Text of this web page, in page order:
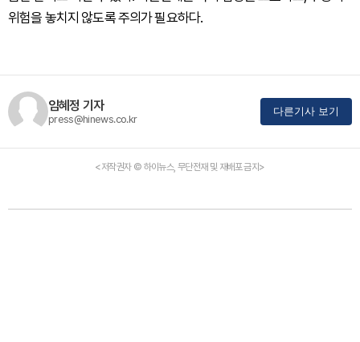
위험을 놓치지 않도록 주의가 필요하다.
임혜정 기자
press@hinews.co.kr
다른기사 보기
<저작권자 © 하이뉴스, 무단전재 및 재배포 금지>